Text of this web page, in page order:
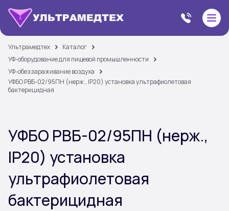
Ультрамедтех
Каталог
УФ-оборудование для пищевой промышленности
УФ-обеззараживание воздуха
УФБО РВБ-02/95ПН (нерж., IP20) установка ультрафиолетовая
бактерицидная
УФБО РВБ-02/95ПН (нерж.,
IP20) установка
ультрафиолетовая
бактерицидная